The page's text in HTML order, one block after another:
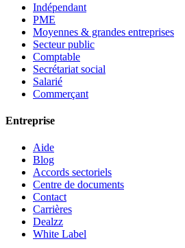
Indépendant
PME
Moyennes & grandes entreprises
Secteur public
Comptable
Secrétariat social
Salarié
Commerçant
Entreprise
Aide
Blog
Accords sectoriels
Centre de documents
Contact
Carrières
Dealzz
White Label